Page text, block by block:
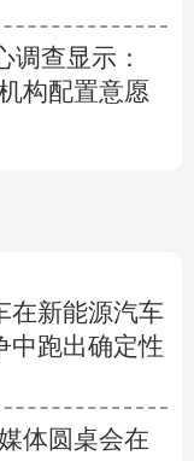
调查显示：
构配置意愿
在新能源汽车
中跑出确定性
体圆桌会在